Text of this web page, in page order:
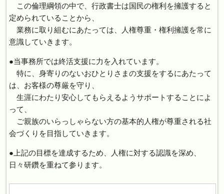
この倫理綱領の中で、行政書士は国民の権利を擁護すると
定められていることから、
業務に取り組むにあたっては、人権尊重・権利擁護を常に
意識していきます。
●当事務所では終活支援に力を入れています。
特に、身寄りのないおひとりさまの支援をするにあたって
は、お客様の尊厳を守り、
生涯にわたり安心してもらえるようサポートすることによ
って、
ご親族のいらっしゃらない方の基本的人権が尊重される社
会づくりを目指していきます。
●上記の目標を達成するため、人権に対する認識を深め、
日々研鑽を重ねて参ります。